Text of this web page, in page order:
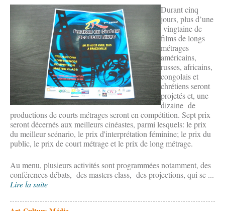
Durant cinq
jours, plus d’une
vingtaine de
films de longs
métrages
américains,
russes, africains,
congolais et
chrétiens seront
projetés et, une
dizaine de
productions de courts métrages seront en compétition. Sept prix
seront décernés aux meilleurs cinéastes, parmi lesquels: le prix
du meilleur scénario, le prix d'interprétation féminine; le prix du
public, le prix de court métrage et le prix de long métrage.
Au menu, plusieurs activités sont programmées notamment, des
conférences débats, des masters class, des projections, qui se ...
Lire la suite